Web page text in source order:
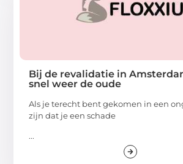
Bij de revalidatie in
snel weer de oude
Als je terecht bent gekomen in een
zijn dat je een schade
...